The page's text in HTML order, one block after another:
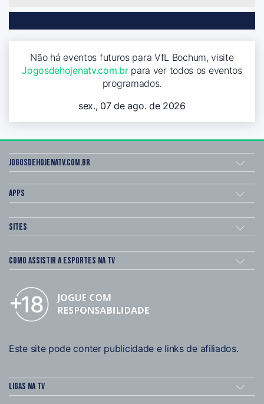
Não há eventos futuros para VfL Bochum, visite
Jogosdehojenatv.com.brpara ver todos os eventos
programados.
sex., 07 de ago. de 2026
Jogosdehojenatv.com.br
Apps
Sites
Como assistir a esportes na TV
Este site pode conter publicidade e links de afiliados.
Ligas na TV